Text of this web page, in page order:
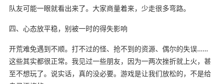
队友可能一眼就看出来了。大家商量着来，少走很多弯路。
四、心态放平稳，别被一时的得失影响
开荒难免遇到不顺。打不过的怪、抢不到的资源、偶尔的失误……
这些其实都很正常。我见过一些朋友，因为一两次挫折就上火，甚
至不想玩了。说实话，真的没必要。游戏是让我们放松的，不是给